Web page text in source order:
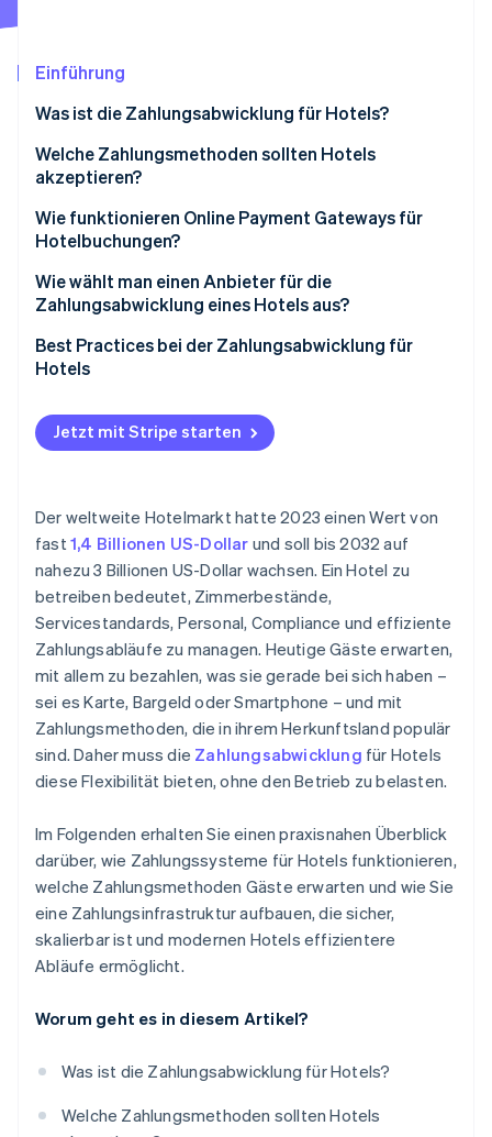
Einführung
Was ist die Zahlungsabwicklung für Hotels?
Welche Zahlungsmethoden sollten Hotels
akzeptieren?
Kredit- und Debitkarten
Digital Wallets
„Jetzt kaufen, später bezahlen“ ( Buy now, pay later;
Lastschriftverfahren
Kryptowährung
Wie funktionieren Online Payment Gateways für
Hotelbuchungen?
Wie wählt man einen Anbieter für die
Zahlungsabwicklung eines Hotels aus?
Transparente Preisgestaltung
Unterstützung für mehrere Währungen und
grenzüberschreitende Zahlungen
Sicherheit und Compliance
Berichterstattung und Support
Erfahrung im Gastgewerbe
Best Practices bei der Zahlungsabwicklung für
Hotels
Verwenden Sie Tokenisierung zur Speicherung von
Kartendaten
Geben Sie ungenutzte Vorautorisierungen schnell
frei
Führen Sie saubere Aufzeichnungen über jede
Transaktion
Verwenden Sie eindeutige
Abrechnungsbezeichnungen
Überwachen Sie Ihre Transaktionsdaten
Schulen Sie Ihre Mitarbeitende im sicheren Umgang
mit Zahlungen
Erstellen Sie einen Notfallplan für
Zahlungsprobleme
Nutzen Sie mehrschichtige Tools zur
Betrugsprävention
Automatisieren, wo es Risiken reduziert
Jetzt mit Stripe starten
Der weltweite Hotelmarkt hatte 2023 einen Wert von
fast1,4 Billionen US-Dollar und soll bis 2032 auf
nahezu 3 Billionen US-Dollar wachsen. Ein Hotel zu
betreiben bedeutet, Zimmerbestände,
Servicestandards, Personal, Compliance und effiziente
Zahlungsabläufe zu managen. Heutige Gäste erwarten,
mit allem zu bezahlen, was sie gerade bei sich haben –
sei es Karte, Bargeld oder Smartphone – und mit
Zahlungsmethoden, die in ihrem Herkunftsland populär
sind. Daher muss die Zahlungsabwicklung für Hotels
diese Flexibilität bieten, ohne den Betrieb zu belasten.
Im Folgenden erhalten Sie einen praxisnahen Überblick
darüber, wie Zahlungssysteme für Hotels funktionieren,
welche Zahlungsmethoden Gäste erwarten und wie Sie
eine Zahlungsinfrastruktur aufbauen, die sicher,
skalierbar ist und modernen Hotels effizientere
Abläufe ermöglicht.
Worum geht es in diesem Artikel?
Was ist die Zahlungsabwicklung für Hotels?
Welche Zahlungsmethoden sollten Hotels